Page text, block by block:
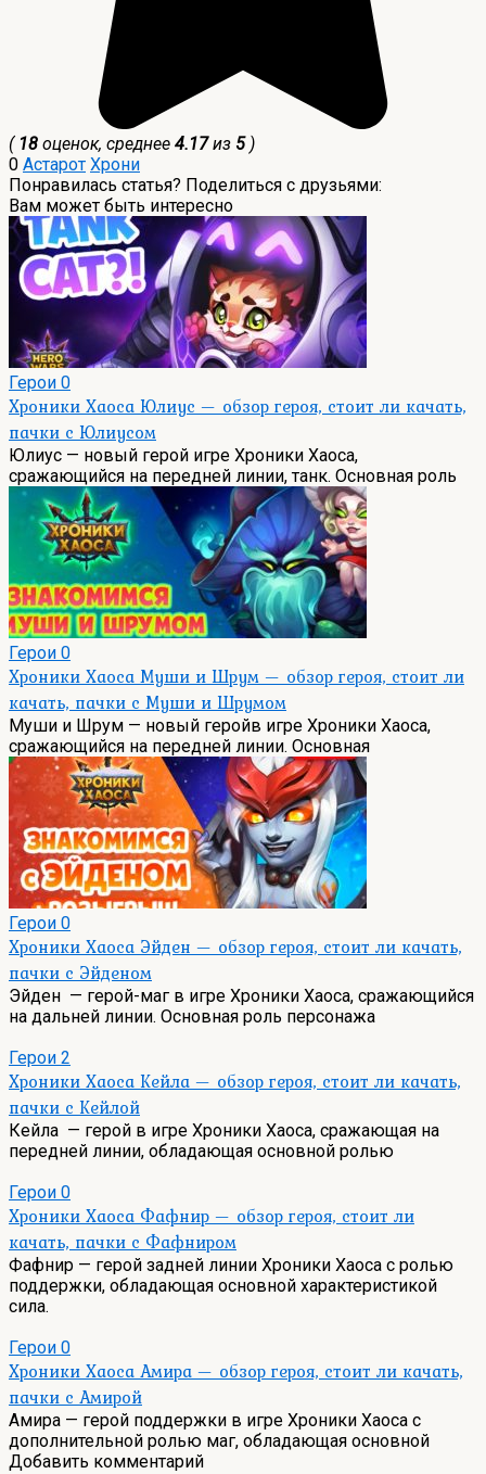
( 18 оценок, среднее 4.17из 5)
0 Астарот Хрони
Понравилась статья? Поделиться с друзьями:
Вам может быть интересно
Герои 0
Хроники Хаоса Юлиус — обзор героя, стоит ли качать,
пачки с Юлиусом
Юлиус — новый герой игре Хроники Хаоса,
сражающийся на передней линии, танк. Основная роль
Герои 0
Хроники Хаоса Муши и Шрум — обзор героя, стоит ли
качать, пачки с Муши и Шрумом
Муши и Шрум — новый геройв игре Хроники Хаоса,
сражающийся на передней линии. Основная
Герои 0
Хроники Хаоса Эйден — обзор героя, стоит ли качать,
пачки с Эйденом
Эйден — герой-маг в игре Хроники Хаоса, сражающийся
на дальней линии. Основная роль персонажа
Герои 2
Хроники Хаоса Кейла — обзор героя, стоит ли качать,
пачки с Кейлой
Кейла — герой в игре Хроники Хаоса, сражающая на
передней линии, обладающая основной ролью
Герои 0
Хроники Хаоса Фафнир — обзор героя, стоит ли
качать, пачки с Фафниром
Фафнир — герой задней линии Хроники Хаоса с ролью
поддержки, обладающая основной характеристикой
сила.
Герои 0
Хроники Хаоса Амира — обзор героя, стоит ли качать,
пачки с Амирой
Амира — герой поддержки в игре Хроники Хаоса с
дополнительной ролью маг, обладающая основной
Добавить комментарий